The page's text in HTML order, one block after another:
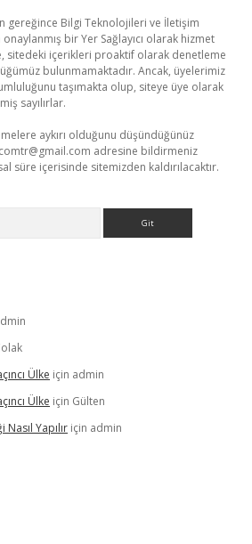
gereğince Bilgi Teknolojileri ve İletişim
bir Yer Sağlayıcı olarak hizmet
sitedeki içerikleri proaktif olarak denetleme
bulunmamaktadır. Ancak, üyelerimiz
taşımakta olup, siteye üye olarak
sayılırlar.
aykırı olduğunu düşündüğünüz
adresine bildirmeniz
süre içerisinde sitemizden kaldırılacaktır.
Ülke için admin
Ülke için Gülten
Yapılır için admin